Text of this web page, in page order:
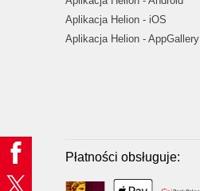
Aplikacja Helion - iOS
Aplikacja Helion - AppGallery
Płatności obsługuje: